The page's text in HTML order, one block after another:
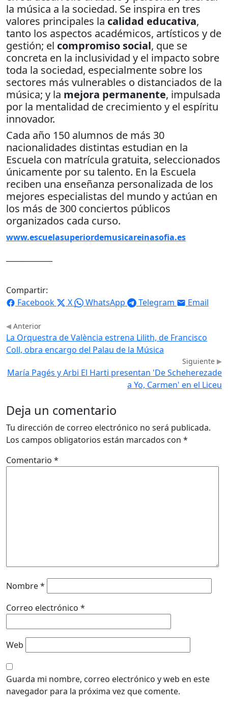
la música a la sociedad. Se inspira en tres
valores principales la calidad educativa,
tanto los aspectos académicos, artísticos y de
gestión; el compromiso social, que se
concreta en la inclusividad y el impacto sobre
toda la sociedad, especialmente sobre los
sectores más vulnerables o distanciados de la
música; y la mejora permanente, impulsada
por la mentalidad de crecimiento y el espíritu
innovador.
Cada año 150 alumnos de más 30
nacionalidades distintas estudian en la
Escuela con matrícula gratuita, seleccionados
únicamente por su talento. En la Escuela
reciben una enseñanza personalizada de los
mejores especialistas del mundo y actúan en
los más de 300 conciertos públicos
organizados cada curso.
www.escuelasuperiordemusicareinasofia.es
Compartir:
Facebook
X WhatsApp Telegram Email
Anterior
La Orquestra de València estrena Lilith, de Francisco
Coll, obra encargo del Palau de la Música
Siguiente
María Pagés y Arbi El Harti presentan 'De Scheherezade
a Yo, Carmen' en el Liceu
Deja un comentario
Tu dirección de correo electrónico no será publicada.
Los campos obligatorios están marcados con *
Comentario *
Nombre*
Correo electrónico *
Web
Guarda mi nombre, correo electrónico y web en este
navegador para la próxima vez que comente.